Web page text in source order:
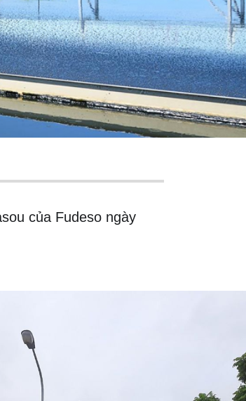
của Fudeso ngày